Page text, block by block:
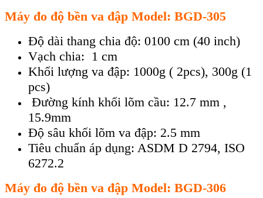
Máy đo độ bền va đập Model: BGD-305
Độ dài thang chia độ: 0100 cm (40 inch)
Vạch chia: 1 cm
Khối lượng va đập: 1000g ( 2pcs), 300g (1
pcs)
Đường kính khối lõm cầu: 12.7 mm ,
15.9mm
Độ sâu khối lõm va đập: 2.5 mm
Tiêu chuẩn áp dụng: ASDM D 2794, ISO
6272.2
Máy đo độ bền va đập Model: BGD-306